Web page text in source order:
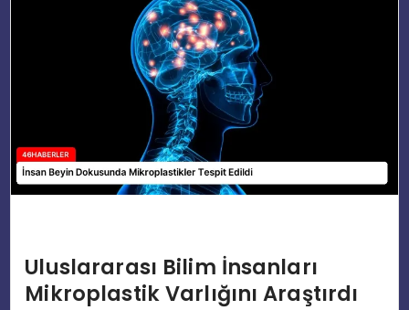
YAŞAM
Uluslararası Bilim İnsanları
Mikroplastik Varlığını Araştırdı